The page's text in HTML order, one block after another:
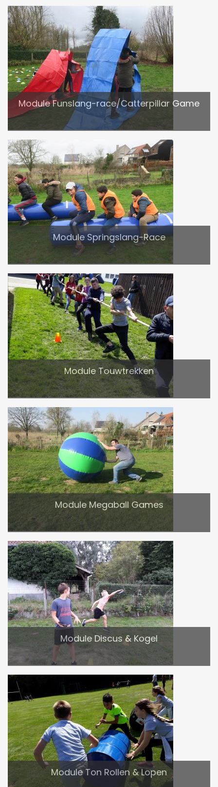
Module Funslang-race/Catterpillar Game
Module Springslang-Race
Module Touwtrekken
Module Megaball Games
Module Discus & Kogel
Module Ton Rollen & Lopen